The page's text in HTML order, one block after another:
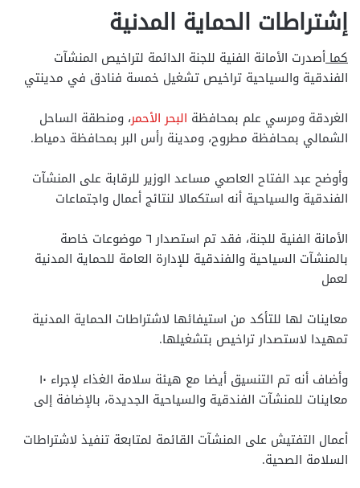
إشتراطات الحماية المدنية
كماأصدرت الأمانة الفنية للجنة الدائمة لتراخيص المنشآت
الفندقية والسياحية تراخيص تشغيل خمسة فنادق في مدينتي
الغردقة ومرسي علم بمحافظة البحر الأحمر، ومنطقة الساحل
الشمالي بمحافظة مطروح، ومدينة رأس البر بمحافظة دمياط.
وأوضح عبد الفتاح العاصي مساعد الوزير للرقابة على المنشآت
الفندقية والسياحية أنه استكمالا لنتائج أعمال واجتماعات
الأمانة الفنية للجنة، فقد تم استصدار ٦ موضوعات خاصة
بالمنشآت السياحية والفندقية للإدارة العامة للحماية المدنية
لعمل
معاينات لها للتأكد من استيفائها لاشتراطات الحماية المدنية
تمهيدا لاستصدار تراخيص بتشغيلها.
وأضاف أنه تم التنسيق أيضا مع هيئة سلامة الغذاء لإجراء ١٠
معاينات للمنشآت الفندقية والسياحية الجديدة، بالإضافة إلى
أعمال التفتيش على المنشآت القائمة لمتابعة تنفيذ لاشتراطات
السلامة الصحية.